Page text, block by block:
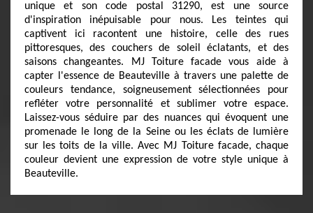
unique et son code postal 31290, est une source
d'inspiration inépuisable pour nous. Les teintes qui
captivent ici racontent une histoire, celle des rues
pittoresques, des couchers de soleil éclatants, et des
saisons changeantes. MJ Toiture facade vous aide à
capter l'essence de Beauteville à travers une palette de
couleurs tendance, soigneusement sélectionnées pour
refléter votre personnalité et sublimer votre espace.
Laissez-vous séduire par des nuances qui évoquent une
promenade le long de la Seine ou les éclats de lumière
sur les toits de la ville. Avec MJ Toiture facade, chaque
couleur devient une expression de votre style unique à
Beauteville.